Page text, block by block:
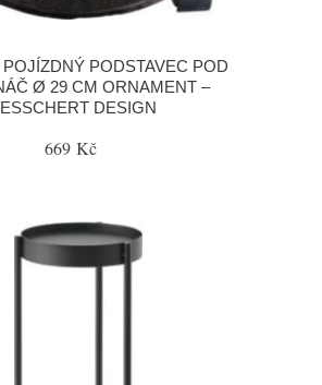
PODSTAVEC POD
Ø 29 CM ORNAMENT –
ESSCHERT DESIGN
669 Kč